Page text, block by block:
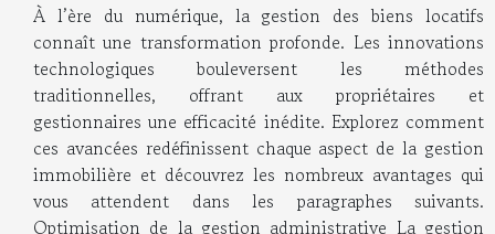
À l’ère du numérique, la gestion des biens locatifs
connaît une transformation profonde. Les innovations
technologiques bouleversent les méthodes
traditionnelles, offrant aux propriétaires et
gestionnaires une efficacité inédite. Explorez comment
ces avancées redéfinissent chaque aspect de la gestion
immobilière et découvrez les nombreux avantages qui
vous attendent dans les paragraphes suivants.
Optimisation de la gestion administrative La gestion